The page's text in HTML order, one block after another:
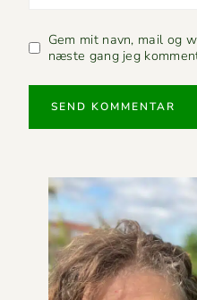
Gem mit navn, mail og
næste gang jeg